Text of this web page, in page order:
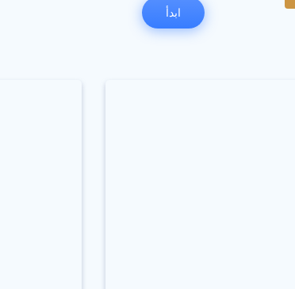
ابدأ